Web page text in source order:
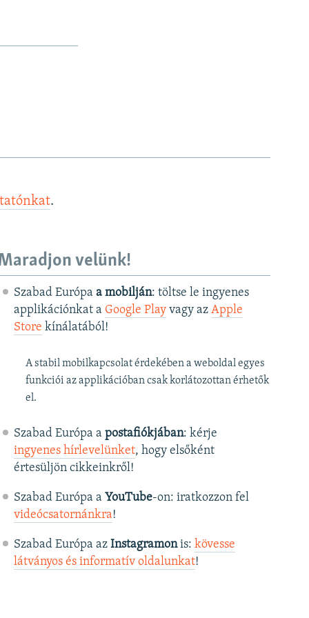
i
.
velünk!
Szabad Európa a mobilján: töltse le ingyenes
applikációnkat a Google Playvagy az Apple
Store kínálatából!
A stabil mobilkapcsolat érdekében a weboldal egyes
funkciói az applikációban csak korlátozottan érhetők
el.
Szabad Európa a postafiókjában: kérje
ingyenes hírlevelünket, hogy elsőként
értesüljön cikkeinkről!
Szabad Európa a YouTube-on: iratkozzon fel
videócsatornánkra!
Szabad Európa az Instagramonis: kövesse
látványos és informatív oldalunkat! ​